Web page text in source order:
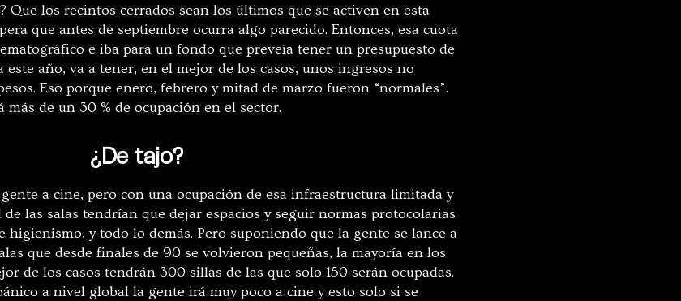
Que los recintos cerrados sean los últimos que se activen en esta
que antes de septiembre ocurra algo parecido. Entonces, esa cuota
e iba para un fondo que preveía tener un presupuesto de
año, va a tener, en el mejor de los casos, unos ingresos no
Eso porque enero, febrero y mitad de marzo fueron “normales”.
de un 30 % de ocupación en el sector.
¿De tajo?
a cine, pero con una ocupación de esa infraestructura limitada y
las salas tendrían que dejar espacios y seguir normas protocolarias
higienismo, y todo lo demás. Pero suponiendo que la gente se lance a
que desde finales de 90 se volvieron pequeñas, la mayoría en los
de los casos tendrán 300 sillas de las que solo 150 serán ocupadas.
a nivel global la gente irá muy poco a cine y esto solo si se